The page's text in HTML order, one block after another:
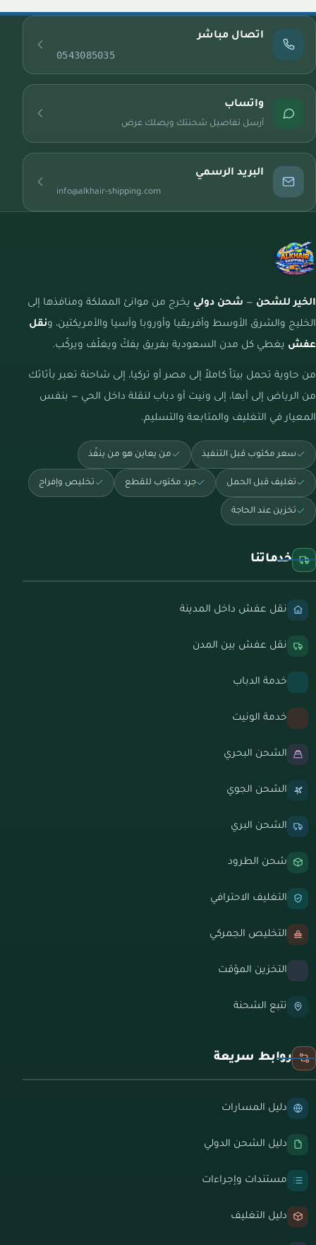
اتصال مباشر
0543085035
واتساب
أرسل تفاصيل شحنتك ويصلك عرض
البريد الرسمي
info@alkhair-shipping.com
الخير للشحن — شحن دولي يخرج من موانئ المملكة ومنافذها إلى
الخليج والشرق الأوسط وأفريقيا وأوروبا وآسيا والأمريكتين، ونقل
عفش يغطي كل مدن السعودية بفريق يفكّ ويغلّف ويركّب.
من حاوية تحمل بيتاً كاملاً إلى مصر أو تركيا، إلى شاحنة تعبر بأثاثك
من الرياض إلى أبها، إلى ونيت أو دباب لنقلة داخل الحي — بنفس
المعيار في التغليف والمتابعة والتسليم.
سعر مكتوب قبل التنفيذ من يعاين هو من ينفّذ
تغليف قبل الحمل جرد مكتوب للقطع تخليص وإفراج
تخزين عند الحاجة
خدماتنا
نقل عفش داخل المدينة
نقل عفش بين المدن
خدمة الدباب
خدمة الونيت
الشحن البحري
الشحن الجوي
الشحن البري
شحن الطرود
التغليف الاحترافي
التخليص الجمركي
التخزين المؤقت
تتبع الشحنة
روابط سريعة
دليل المسارات
دليل الشحن الدولي
مستندات وإجراءات
دليل التغليف